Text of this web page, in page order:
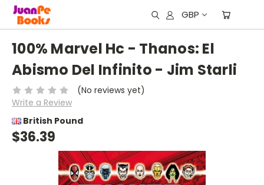
GBP
100% Marvel Hc - Thanos: El
Abismo Del Infinito - Jim Starli
(No reviews yet)
Write a Review
British Pound
$36.39